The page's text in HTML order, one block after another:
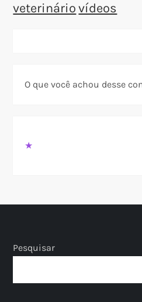
veterinário vídeos
O que você achou desse
★
Pesquisar